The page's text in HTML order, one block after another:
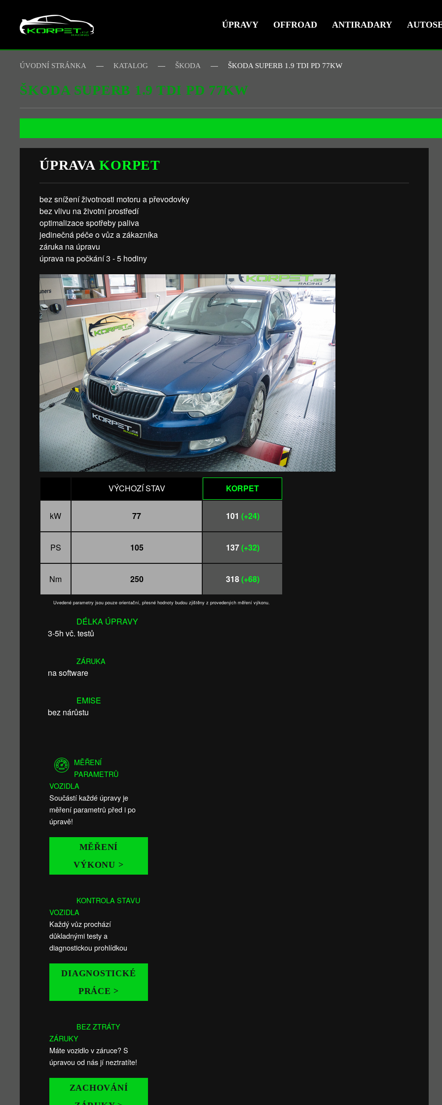
Skip to main content ÚPRAVY OFFROAD ANTIRADARY
ÚVODNÍ STRÁNKA KATALOG ŠKODA ŠKODA SUPERB 1.9 TDI PD 77KW
ŠKODA SUPERB 1.9 TDI PD 77KW
ÚPRAVAKORPET
bez snížení životnosti motoru a převodovky
bez vlivu na životní prostředí
optimalizace spotřeby paliva
jedinečná péče o vůz a zákazníka
záruka na úpravu
úprava na počkání 3 - 5 hodiny
VÝCHOZÍ STAV KORPET
kW 77 101 (+24)
PS 105 137(+32)
Nm 250 318(+68)
Uvedené parametry jsou pouze orientační, přesné hodnoty budou zjištěny z provedených měření výkonu.
DÉLKA ÚPRAVY
3-5h vč. testů
ZÁRUKA
na software
EMISE
bez nárůstu
MĚŘENÍ
PARAMETRŮ
VOZIDLA
Součástí každé úpravy je
měření parametrů před i po
úpravě!
MĚŘENÍ
VÝKONU >
KONTROLA STAVU
VOZIDLA
Každý vůz prochází
důkladnými testy a
diagnostickou prohlídkou
DIAGNOSTICKÉ
PRÁCE >
BEZ ZTRÁTY
ZÁRUKY
Máte vozidlo v záruce? S
úpravou od nás jí neztratíte!
ZACHOVÁNÍ